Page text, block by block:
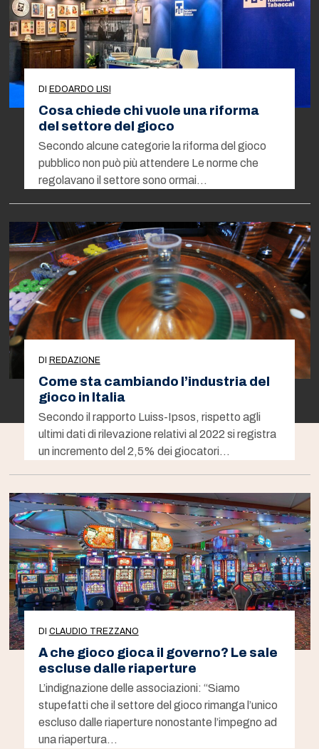
DI EDOARDO LISI
Cosa chiede chi vuole una riforma
del settore del gioco
Secondo alcune categorie la riforma del gioco
pubblico non può più attendere Le norme che
regolavano il settore sono ormai…
DI REDAZIONE
Come sta cambiando l’industria del
gioco in Italia
Secondo il rapporto Luiss-Ipsos, rispetto agli
ultimi dati di rilevazione relativi al 2022 si registra
un incremento del 2,5% dei giocatori…
DI CLAUDIO TREZZANO
A che gioco gioca il governo? Le sale
escluse dalle riaperture
L’indignazione delle associazioni: “Siamo
stupefatti che il settore del gioco rimanga l’unico
escluso dalle riaperture nonostante l’impegno ad
una riapertura…